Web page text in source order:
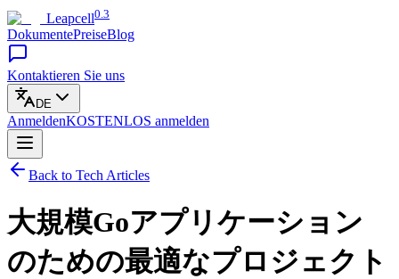
Leapcell0.3
DokumentePreiseBlog
Kontaktieren Sie uns
DE
AnmeldenKOSTENLOS anmelden
Back to Tech Articles
大規模Goアプリケーション
のための最適なプロジェクト